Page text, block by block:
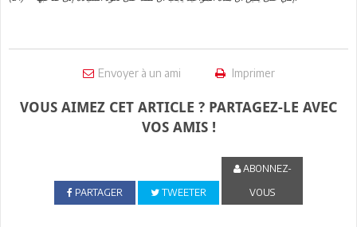
Envoyer à un ami Imprimer
VOUS AIMEZ CET ARTICLE ? PARTAGEZ-LE AVEC
VOS AMIS !
PARTAGER TWEETER
ABONNEZ-
VOUS